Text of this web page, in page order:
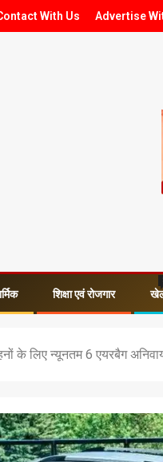
With Us Advertise
शिक्षा एवं रोजगार
के लिए न्यूनतम 6 एयरबैग